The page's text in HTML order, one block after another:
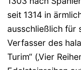
seit 1314 in
ausschließlich für
Verfasser des
Turim“ (‚Vier